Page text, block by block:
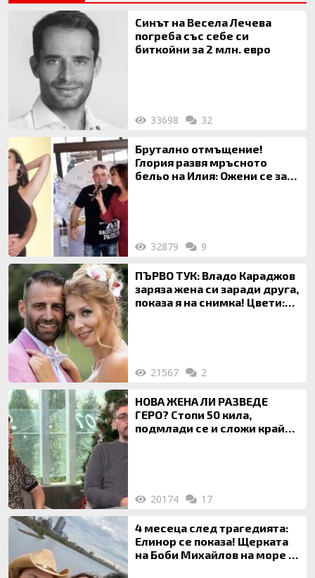
Синът на Весела Лечева
погреба със себе си
биткойни за 2 млн. евро
33698 32
Брутално отмъщение!
Глория развя мръсното
бельо на Илия: Ожени се за
32879 9
ПЪРВО ТУК: Владо Караджов
заряза жена си заради друга,
показа я на снимка! Цвети:
21567 2
НОВА ЖЕНА ЛИ РАЗВЕДЕ
ГЕРО? Стопи 50 кила,
подмлади се и сложи край
20174 17
4 месеца след трагедията:
Елинор се показа! Щерката
на Боби Михайлов на море с